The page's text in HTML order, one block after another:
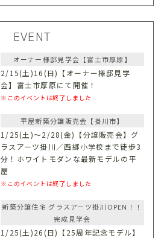
EVENT
オーナー様邸見学会【富士市厚原】
2/15(土)16(日)【オーナー様邸見学
会】富士市厚原にて開催！
※このイベントは終了しました
平屋新築分譲販売会【掛川市】
1/25(土)〜2/28(金)【分譲販売会】グ
ラスアーツ掛川／西郷小学校まで徒歩3
分！ホワイトモダンな最新モデルの平
屋
※このイベントは終了しました
新築分譲住宅 グラスアーツ掛川OPEN！！
完成見学会
1/25(土)26(日)【25周年記念モデル】